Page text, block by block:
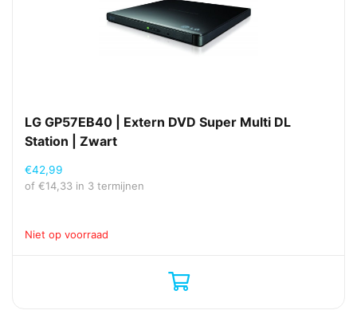
LG GP57EB40 | Extern DVD Super Multi DL
Station | Zwart
€42,99
of €14,33 in 3 termijnen
Niet op voorraad